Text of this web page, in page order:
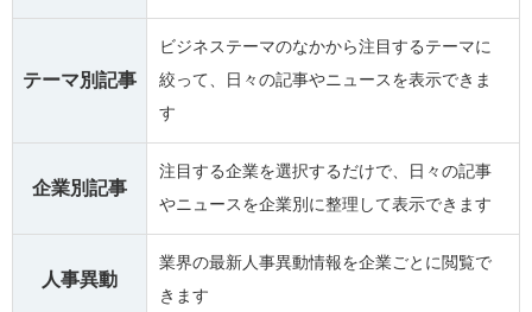
テーマ別記事
ビジネステーマのなかから注目するテーマに
絞って、日々の記事やニュースを表示できま
す
企業別記事
注目する企業を選択するだけで、日々の記事
やニュースを企業別に整理して表示できます
人事異動
業界の最新人事異動情報を企業ごとに閲覧で
きます